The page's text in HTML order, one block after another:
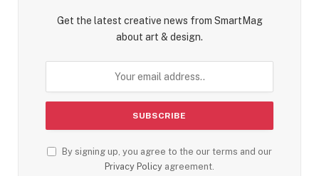
Get the latest creative news from SmartMag
about art & design.
By signing up, you agree to the our terms and our
Privacy Policy agreement.